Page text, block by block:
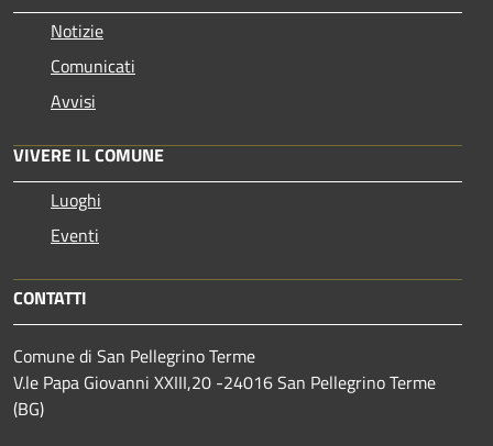
Notizie
Comunicati
Avvisi
VIVERE IL COMUNE
Luoghi
Eventi
CONTATTI
Comune di San Pellegrino Terme
V.le Papa Giovanni XXIII,20 -24016 San Pellegrino Terme
(BG)